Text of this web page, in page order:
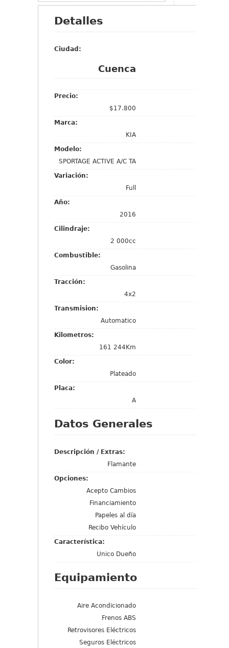
Detalles
Ciudad:
Cuenca
Precio:
$17.800
Marca:
KIA
Modelo:
SPORTAGE ACTIVE A/C TA
Variación:
Full
Año:
2016
Cilindraje:
2 000cc
Combustible:
Gasolina
Tracción:
4x2
Transmision:
Automatico
Kilometros:
161 244Km
Color:
Plateado
Placa:
A
Datos Generales
Descripción / Extras:
Flamante
Opciones:
Acepto Cambios
Financiamiento
Papeles al día
Recibo Vehículo
Característica:
Unico Dueño
Equipamiento
Aire Acondicionado
Frenos ABS
Retrovisores Eléctricos
Seguros Eléctricos